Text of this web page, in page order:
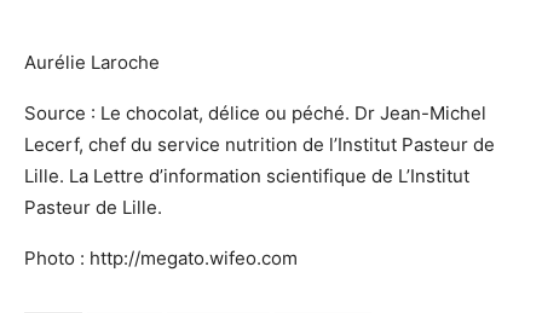
Aurélie Laroche
Source : Le chocolat, délice ou péché. Dr Jean-Michel
Lecerf, chef du service nutrition de l’Institut Pasteur de
Lille. La Lettre d’information scientifique de L’Institut
Pasteur de Lille.
Photo : http://megato.wifeo.com